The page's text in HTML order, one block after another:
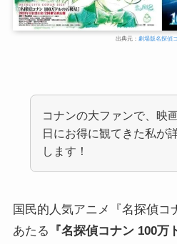
出典元： 劇場版名探偵
コナンの大ファンで、映
日にお得に観てきた私が
します！
国民的人気アニメ『名探偵コ
あたる
『名探偵コナン 100